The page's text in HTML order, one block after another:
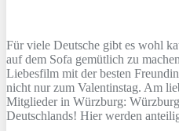
Für viele Deutsche gibt es wohl
auf dem Sofa gemütlich zu
Liebesfilm mit der besten
nicht nur zum Valentinstag. Am
Mitglieder in Würzburg:
Deutschlands! Hier werden